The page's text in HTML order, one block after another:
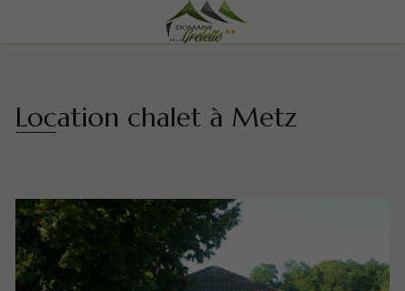
Location chalet à Metz